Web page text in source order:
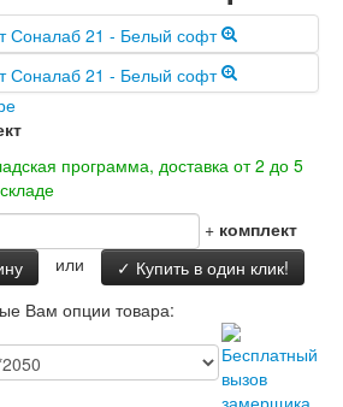
Смарт
Аляска Лайт
Арт
Атлантик
Бетон
Верса
Версаль
Гранд
Дверь двойная тамбурная под
Имперо
Инфинити
Иссида
программа, доставка от 2 до 5
+ комплект
или
✓ Купить в один клик!
Вам опции товара: